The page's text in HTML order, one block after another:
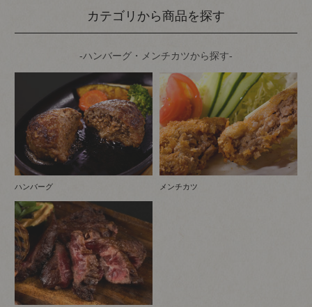
カテゴリから商品を探す
-ハンバーグ・メンチカツから探す-
ハンバーグ メンチカツ